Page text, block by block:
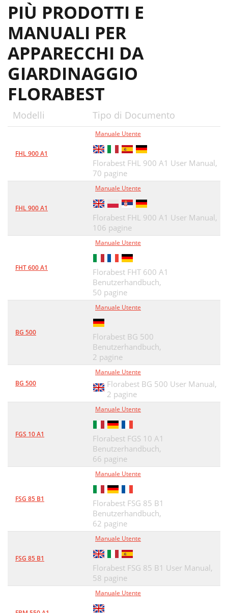
PIÙ PRODOTTI E
MANUALI PER
APPARECCHI DA
GIARDINAGGIO
FLORABEST
Modelli Tipo di Documento
FHL 900 A1
Manuale Utente
Florabest FHL 900 A1 User Manual,
70 pagine
FHL 900 A1
Manuale Utente
Florabest FHL 900 A1 User Manual,
106 pagine
FHT 600 A1
Manuale Utente
Florabest FHT 600 A1
Benutzerhandbuch,
50 pagine
BG 500
Manuale Utente
Florabest BG 500
Benutzerhandbuch,
2 pagine
BG 500
Manuale Utente
Florabest BG 500 User Manual,
2 pagine
FGS 10 A1
Manuale Utente
Florabest FGS 10 A1
Benutzerhandbuch,
66 pagine
FSG 85 B1
Manuale Utente
Florabest FSG 85 B1
Benutzerhandbuch,
62 pagine
FSG 85 B1
Manuale Utente
Florabest FSG 85 B1 User Manual,
58 pagine
Manuale Utente